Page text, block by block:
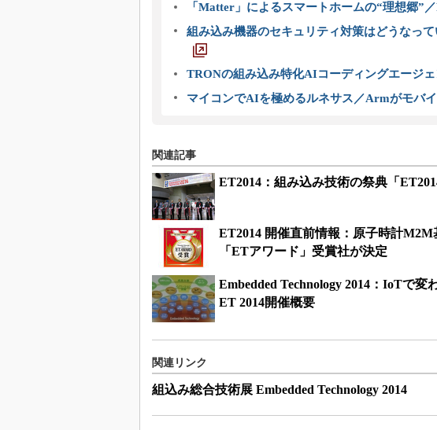
「Matter」によるスマートホームの“理想郷”
組み込み機器のセキュリティ対策はどうなっ
TRONの組み込み特化AIコーディングエージ
マイコンでAIを極めるルネサス／Armがモバ
関連記事
ET2014：組み込み技術の祭典「
ET2014 開催直前情報：原子時計
「ETアワード」受賞社が決定
Embedded Technology 2014：IoTで変
ET 2014開催概要
関連リンク
組込み総合技術展 Embedded Technology 2014